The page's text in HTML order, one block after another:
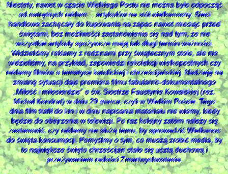
Niestety, nawet w czasie Wielkiego Postu nie można było odpocząć
od natrętnych reklam… artykułów na stół wielkanocny. Sieci
handlowe zachęcały do kupowania na zapas nawet miesiąc przed
świętami, bez możliwości zastanowienia się nad tym, że nie
wszystkie artykuły spożywcze mają tak długi termin ważności.
Widzieliśmy reklamy z rodzinami przy świątecznym stole, ale nie
widzieliśmy, na przykład, zapowiedzi rekolekcji wielkopostnych czy
reklamy filmów o tematyce katolickiej i chrześcijańskiej. Nadzieję na
zmianę sytuacji daje premiera filmu fabularno-dokumentalnego
„Miłość i miłosierdzie” o św. Siostrze Faustynie Kowalskiej (reż.
Michał Kondrat) w dniu 29 marca, czyli w Wielkim Poście. Tego
dnia film trafił do kin i w dniu napisania materiału nie wiemy, kiedy
będzie do obejrzenia w telewizji. Po raz kolejny zatem należy się
zastanowić, czy reklamy nie służą temu, by sprowadzić Wielkanoc
do święta konsumpcji. Pomyślmy o tym, co muszą zrobić media, by
to największe święto chrześcijan stało się ucztą duchową i
przeżywaniem radości Zmartwychwstania.